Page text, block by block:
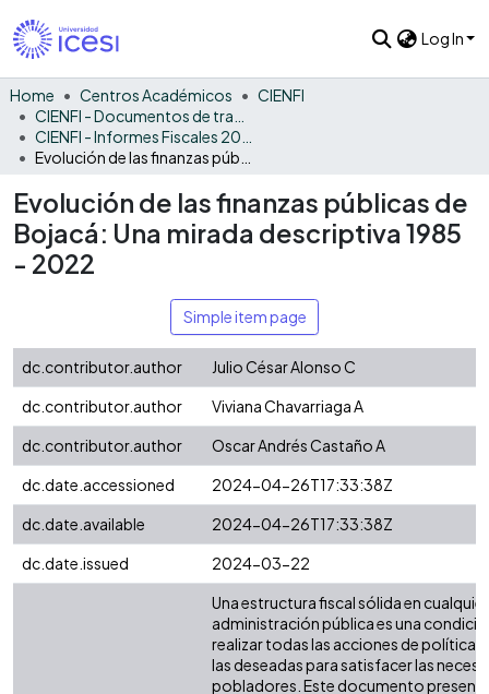
Log In
Home Centros Académicos
CIENFI
Evolución de las finanzas públicas de
Bojacá: Una mirada descriptiva 1985
- 2022
Simple item page
dc.contributor.author
Julio César Alonso C
dc.contributor.author
Viviana Chavarriaga A
dc.contributor.author
Oscar Andrés Castaño A
dc.date.accessioned
2024-04-26T17:33:38Z
dc.date.available
2024-04-26T17:33:38Z
dc.date.issued
2024-03-22
Una estructura fiscal sólida en cualquier
administración pública es una
realizar todas las acciones de política
las deseadas para satisfacer las
pobladores. Este documento